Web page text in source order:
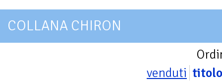
COLLANA CHIRON
venduti titolo